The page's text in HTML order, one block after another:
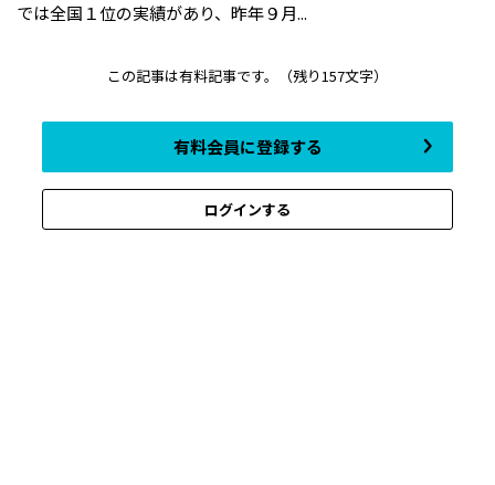
では全国１位の実績があり、昨年９月...
この記事は有料記事です。 （残り157文字）
有料会員に登録する
ログインする